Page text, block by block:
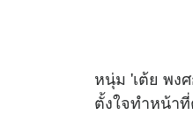
หนุ่ม 'เต้ย พง
ตั้งใจทำหน้า